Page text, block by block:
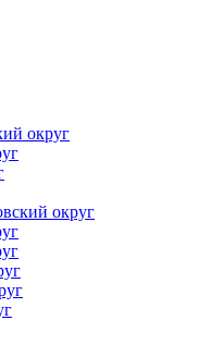
округ
округ